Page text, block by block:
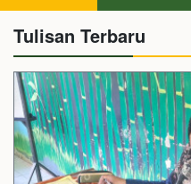
Tulisan Terbaru